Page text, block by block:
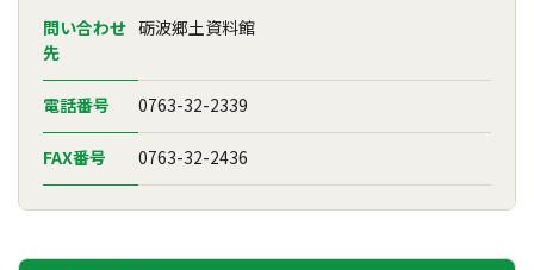
問い合わせ
先
砺波郷土資料館
電話番号 0763-32-2339
FAX番号 0763-32-2436